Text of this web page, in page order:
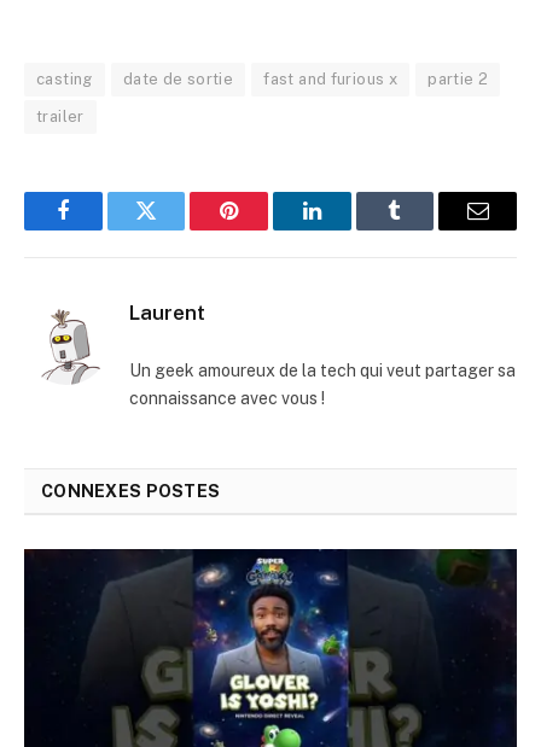
casting date de sortie fast and furious x partie 2
trailer
FacebookTwitter Pinterest LinkedInTumblr
E-
Laurent
Un geek amoureux de la tech qui veut partager sa
connaissance avec vous !
CONNEXES POSTES